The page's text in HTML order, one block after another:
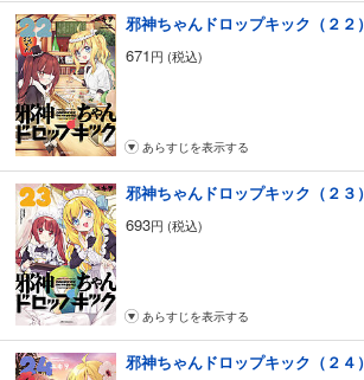
邪神ちゃんドロップキック（２２）
671円 (税込)
あらすじを表示する
邪神ちゃんドロップキック（２３）
693円 (税込)
あらすじを表示する
邪神ちゃんドロップキック（２４）